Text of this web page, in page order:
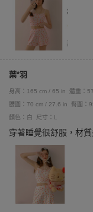
葉*羽
身高：165 cm / 65 in 體重：
腰圍：70 cm / 27.6 in
臀圍：
顏色：白
尺寸：L
穿著睡覺很舒服，材